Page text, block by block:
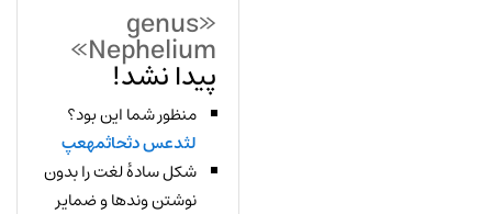
«genus
Nephelium»
پیدا نشد!
منظور شما این بود؟
لثدعس دثحاثمهعپ
شکل سادهٔ لغت را بدون
نوشتن وندها و ضمایر